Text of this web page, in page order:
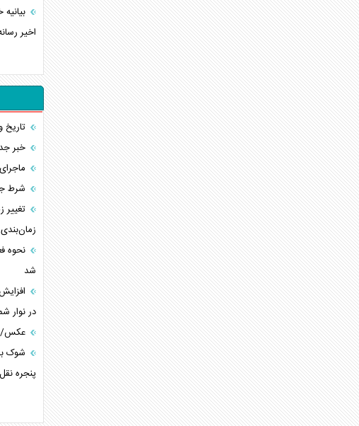
اخیر
تاریخ
خبر
شرط
نحوه
شد
در نوار
عکس/
شوک
پنجره